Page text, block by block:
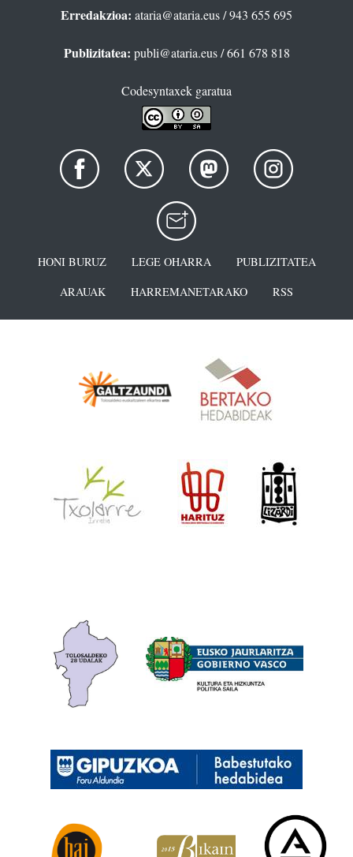
Erredakzioa: ataria@ataria.eus/ 943 655 695
Publizitatea: publi@ataria.eus/ 661 678 818
Codesyntaxek garatua
HONI BURUZ LEGE OHARRA
PUBLIZITATEA
ARAUAK
HARREMANETARAKO RSS